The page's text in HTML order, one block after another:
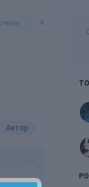
0
Автор